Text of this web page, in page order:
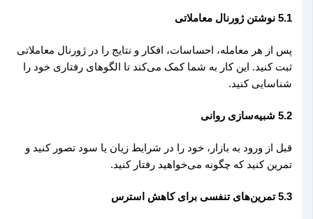
5.1 نوشتن ژورنال معاملاتی
پس از هر معامله، احساسات، افکار و نتایج را در ژورنال معاملاتی
ثبت کنید. این کار به شما کمک می‌کند تا الگوهای رفتاری خود را
شناسایی کنید.
5.2 شبیه‌سازی روانی
قبل از ورود به بازار، خود را در شرایط زیان یا سود تصور کنید و
تمرین کنید که چگونه می‌خواهید رفتار کنید.
5.3 تمرین‌های تنفسی برای کاهش استرس